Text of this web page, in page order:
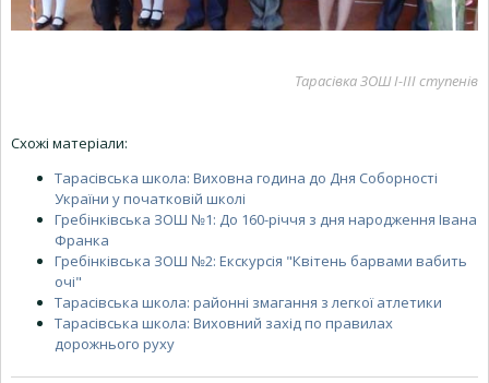
Тарасівка ЗОШ І-ІІІ ступенів
Схожі матеріали:
Тарасівська школа: Виховна година до Дня Соборності
України у початковій школі
Гребінківська ЗОШ №1: До 160-річчя з дня народження Івана
Франка
Гребінківська ЗОШ №2: Екскурсія "Квітень барвами вабить
очі"
Тарасівська школа: районні змагання з легкої атлетики
Тарасівська школа: Виховний захід по правилах
дорожнього руху